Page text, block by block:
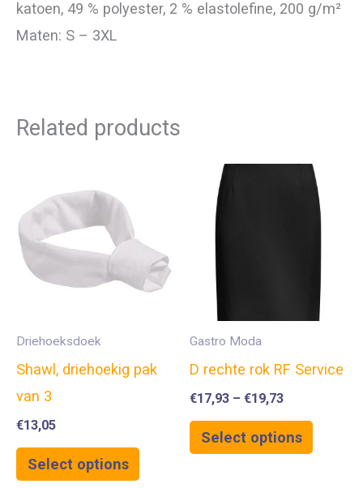
katoen, 49 % polyester, 2 % elastolefine, 200 g/m²
Maten: S – 3XL
Related products
Driehoeksdoek
Shawl, driehoekig pak
van 3
€13,05
Select options
Gastro Moda
D rechte rok RF Service
€17,93 – €19,73
Select options